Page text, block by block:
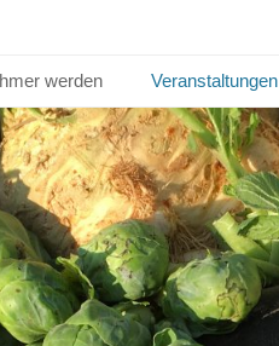
werden Veranstaltungen